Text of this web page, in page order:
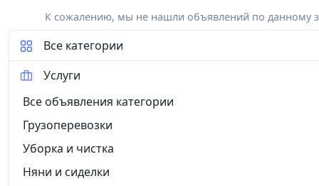
К сожалению, мы не нашли объявлений по данному
Все категории
Услуги
Все объявления категории
Грузоперевозки
Уборка и чистка
Няни и сиделки